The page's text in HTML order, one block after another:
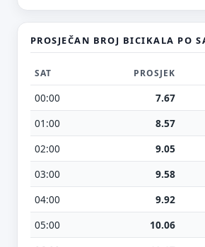
PROSJEČAN BROJ BICIKALA PO
SAT PROSJEK
00:00 7.67
01:00
8.57
02:00
9.05
03:00
9.58
04:00
9.92
05:00
10.06